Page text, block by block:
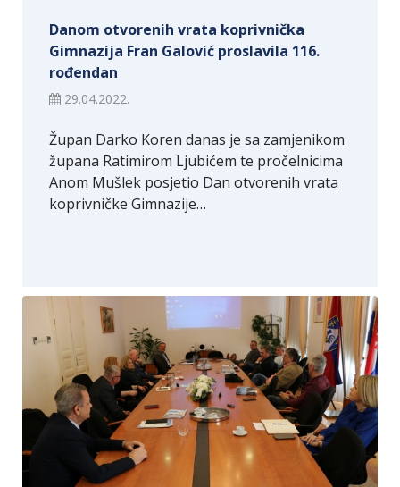
Danom otvorenih vrata koprivnička
Gimnazija Fran Galović proslavila 116.
rođendan
29.04.2022.
Župan Darko Koren danas je sa zamjenikom
župana Ratimirom Ljubićem te pročelnicima
Anom Mušlek posjetio Dan otvorenih vrata
koprivničke Gimnazije…